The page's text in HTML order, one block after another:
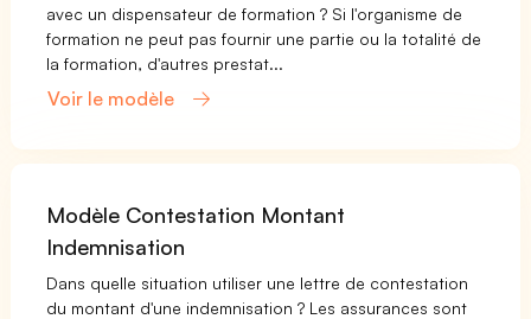
avec un dispensateur de formation ? Si l'organisme de
formation ne peut pas fournir une partie ou la totalité de
la formation, d'autres prestat...
Voir le modèle
Modèle Contestation Montant
Indemnisation
Dans quelle situation utiliser une lettre de contestation
du montant d'une indemnisation ? Les assurances sont